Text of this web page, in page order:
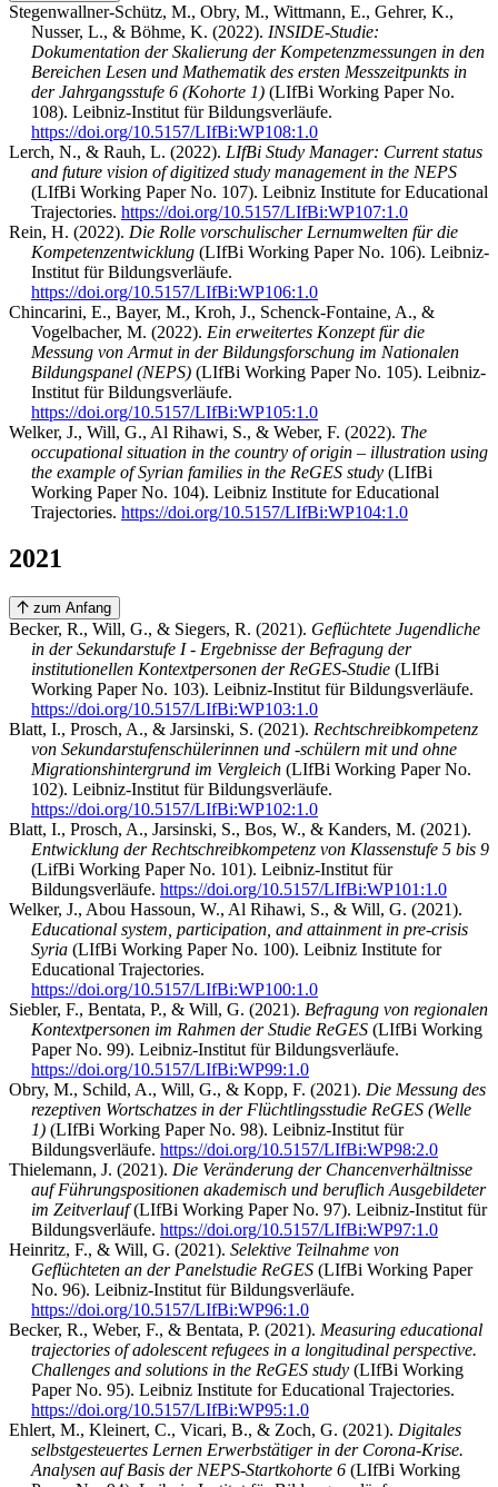
Stegenwallner-Schütz, M., Obry, M., Wittmann, E., Gehrer, K.,
Nusser, L., & Böhme, K. (2022). INSIDE-Studie:
Dokumentation der Skalierung der Kompetenzmessungen in den
Bereichen Lesen und Mathematik des ersten Messzeitpunkts in
der Jahrgangsstufe 6 (Kohorte 1) (LIfBi Working Paper No.
108). Leibniz-Institut für Bildungsverläufe.
https://doi.org/10.5157/LIfBi:WP108:1.0
Lerch, N., & Rauh, L. (2022). LIfBi Study Manager: Current status
and future vision of digitized study management in the NEPS
(LIfBi Working Paper No. 107). Leibniz Institute for Educational
Trajectories. https://doi.org/10.5157/LIfBi:WP107:1.0
Rein, H. (2022). Die Rolle vorschulischer Lernumwelten für die
Kompetenzentwicklung (LIfBi Working Paper No. 106). Leibniz-
Institut für Bildungsverläufe.
https://doi.org/10.5157/LIfBi:WP106:1.0
Chincarini, E., Bayer, M., Kroh, J., Schenck-Fontaine, A., &
Vogelbacher, M. (2022). Ein erweitertes Konzept für die
Messung von Armut in der Bildungsforschung im Nationalen
Bildungspanel (NEPS) (LIfBi Working Paper No. 105). Leibniz-
Institut für Bildungsverläufe.
https://doi.org/10.5157/LIfBi:WP105:1.0
Welker, J., Will, G., Al Rihawi, S., & Weber, F. (2022). The
occupational situation in the country of origin – illustration using
the example of Syrian families in the ReGES study (LIfBi
Working Paper No. 104). Leibniz Institute for Educational
Trajectories. https://doi.org/10.5157/LIfBi:WP104:1.0
2021
zum Anfang
Becker, R., Will, G., & Siegers, R. (2021). Geflüchtete Jugendliche
in der Sekundarstufe I - Ergebnisse der Befragung der
institutionellen Kontextpersonen der ReGES-Studie (LIfBi
Working Paper No. 103). Leibniz-Institut für Bildungsverläufe.
https://doi.org/10.5157/LIfBi:WP103:1.0
Blatt, I., Prosch, A., & Jarsinski, S. (2021). Rechtschreibkompetenz
von Sekundarstufenschülerinnen und -schülern mit und ohne
Migrationshintergrund im Vergleich (LIfBi Working Paper No.
102). Leibniz-Institut für Bildungsverläufe.
https://doi.org/10.5157/LIfBi:WP102:1.0
Blatt, I., Prosch, A., Jarsinski, S., Bos, W., & Kanders, M. (2021).
Entwicklung der Rechtschreibkompetenz von Klassenstufe 5 bis 9
(LifBi Working Paper No. 101). Leibniz-Institut für
Bildungsverläufe. https://doi.org/10.5157/LIfBi:WP101:1.0
Welker, J., Abou Hassoun, W., Al Rihawi, S., & Will, G. (2021).
Educational system, participation, and attainment in pre-crisis
Syria (LIfBi Working Paper No. 100). Leibniz Institute for
Educational Trajectories.
https://doi.org/10.5157/LIfBi:WP100:1.0
Siebler, F., Bentata, P., & Will, G. (2021). Befragung von regionalen
Kontextpersonen im Rahmen der Studie ReGES (LIfBi Working
Paper No. 99). Leibniz-Institut für Bildungsverläufe.
https://doi.org/10.5157/LIfBi:WP99:1.0
Obry, M., Schild, A., Will, G., & Kopp, F. (2021). Die Messung des
rezeptiven Wortschatzes in der Flüchtlingsstudie ReGES (Welle
1) (LIfBi Working Paper No. 98). Leibniz-Institut für
Bildungsverläufe. https://doi.org/10.5157/LIfBi:WP98:2.0
Thielemann, J. (2021). Die Veränderung der Chancenverhältnisse
auf Führungspositionen akademisch und beruflich Ausgebildeter
im Zeitverlauf(LIfBi Working Paper No. 97). Leibniz-Institut für
Bildungsverläufe. https://doi.org/10.5157/LIfBi:WP97:1.0
Heinritz, F., & Will, G. (2021). Selektive Teilnahme von
Geflüchteten an der Panelstudie ReGES (LIfBi Working Paper
No. 96). Leibniz-Institut für Bildungsverläufe.
https://doi.org/10.5157/LIfBi:WP96:1.0
Becker, R., Weber, F., & Bentata, P. (2021). Measuring educational
trajectories of adolescent refugees in a longitudinal perspective.
Challenges and solutions in the ReGES study (LIfBi Working
Paper No. 95). Leibniz Institute for Educational Trajectories.
https://doi.org/10.5157/LIfBi:WP95:1.0
Ehlert, M., Kleinert, C., Vicari, B., & Zoch, G. (2021). Digitales
selbstgesteuertes Lernen Erwerbstätiger in der Corona-Krise.
Analysen auf Basis der NEPS-Startkohorte 6 (LIfBi Working